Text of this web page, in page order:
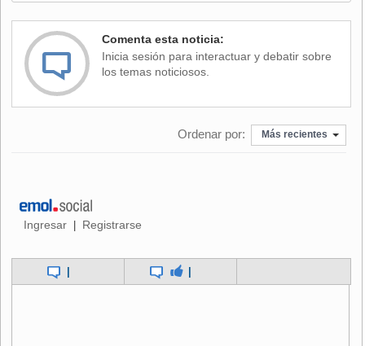
del club francés el año pasado, tras lo cual permaneció
algunos meses sin equipo hasta que desembarcó en
Peñarol, uno de las escuadras más populares de Uruguay.
eligió dos veces mejor portero del mundo, en 1995 y 1997,
Guaraní. En 1985 fue transferido al argentino San Lorenzo y
tres años después al Zaragoza de España, donde jugó
al plantel de Vélez.
Comenta esta noticia:
Inicia sesión para interactuar y debatir sobre
los temas noticiosos.
Ordenar por: Más recientes
Ingresar Registrarse